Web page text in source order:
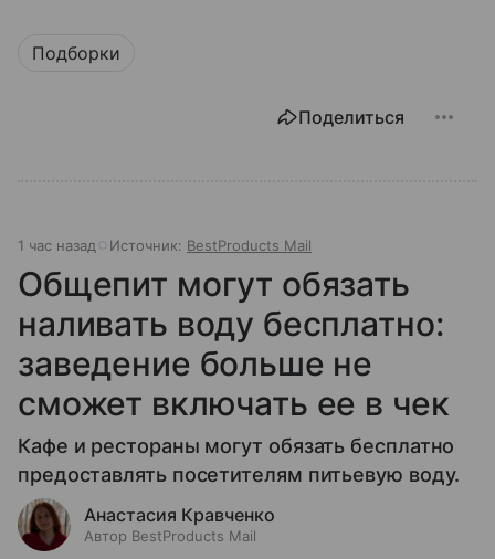
Подборки
Поделиться
1 час назад Источник: BestProducts Mail
Общепит могут обязать
наливать воду бесплатно:
заведение больше не
сможет включать ее в чек
Кафе и рестораны могут обязать бесплатно
предоставлять посетителям питьевую воду.
Анастасия Кравченко
Автор BestProducts Mail